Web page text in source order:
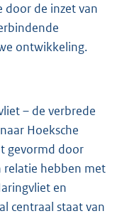
door de inzet van
ontwikkeling.
– de verbrede
Hoeksche
gevormd door
relatie hebben met
en
centraal staat van